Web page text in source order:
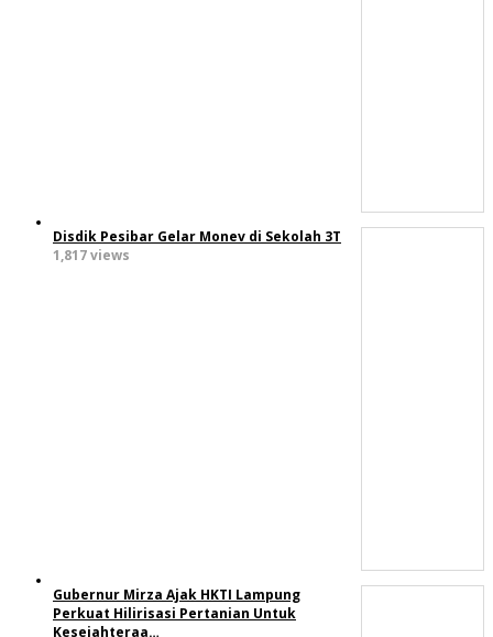
Disdik Pesibar Gelar Monev di Sekolah 3T
1,817 views
Gubernur Mirza Ajak HKTI Lampung
Perkuat Hilirisasi Pertanian Untuk
Kesejahteraa…